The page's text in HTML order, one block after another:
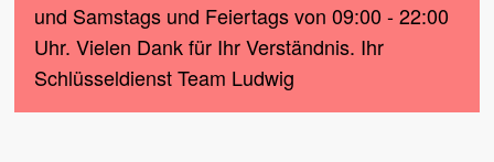
und Samstags und Feiertags von 09:00 - 22:00
Uhr. Vielen Dank für Ihr Verständnis. Ihr
Schlüsseldienst Team Ludwig